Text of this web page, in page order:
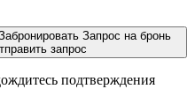
Запрос на бронь
запрос
подтверждения